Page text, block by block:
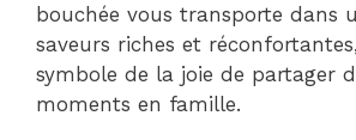
bouchée vous transporte dans
saveurs riches et
symbole de la joie de partager
moments en famille.